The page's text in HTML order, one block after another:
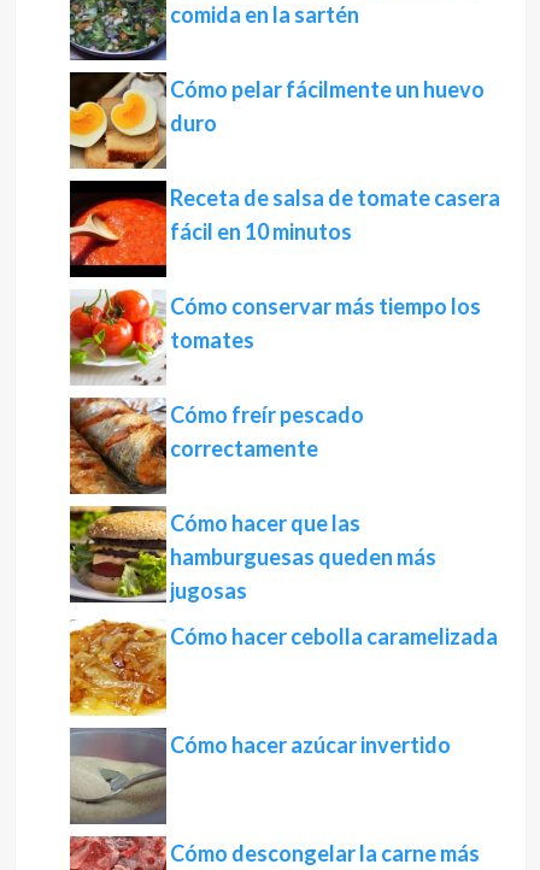
comida en la sartén
Cómo pelar fácilmente un huevo
duro
Receta de salsa de tomate casera
fácil en 10 minutos
Cómo conservar más tiempo los
tomates
Cómo freír pescado
correctamente
Cómo hacer que las
hamburguesas queden más
jugosas
Cómo hacer cebolla caramelizada
Cómo hacer azúcar invertido
Cómo descongelar la carne más